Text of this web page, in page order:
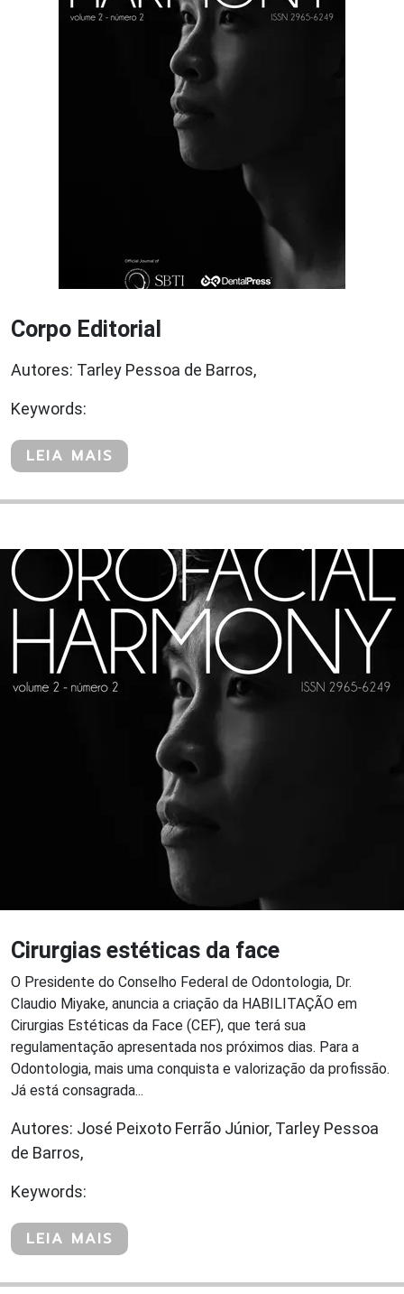
Corpo Editorial
Autores: Tarley Pessoa de Barros,
Keywords:
LEIA MAIS
Cirurgias estéticas da face
O Presidente do Conselho Federal de Odontologia, Dr.
Claudio Miyake, anuncia a criação da HABILITAÇÃO em
Cirurgias Estéticas da Face (CEF), que terá sua
regulamentação apresentada nos próximos dias. Para a
Odontologia, mais uma conquista e valorização da profissão.
Já está consagrada...
Autores: José Peixoto Ferrão Júnior, Tarley Pessoa
de Barros,
Keywords:
LEIA MAIS